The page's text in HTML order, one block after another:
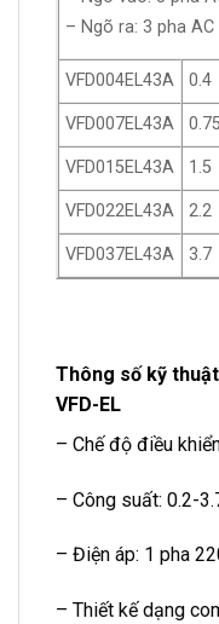
– Ngõ ra: 3 pha
VFD004EL43A 0.4
VFD007EL43A
VFD015EL43A 1.5
VFD022EL43A 2.2
VFD037EL43A 3.7
Thông số kỹ
VFD-EL
– Chế độ điều
– Công suất: 0.2-
– Điện áp: 1 pha
– Thiết kế dạng